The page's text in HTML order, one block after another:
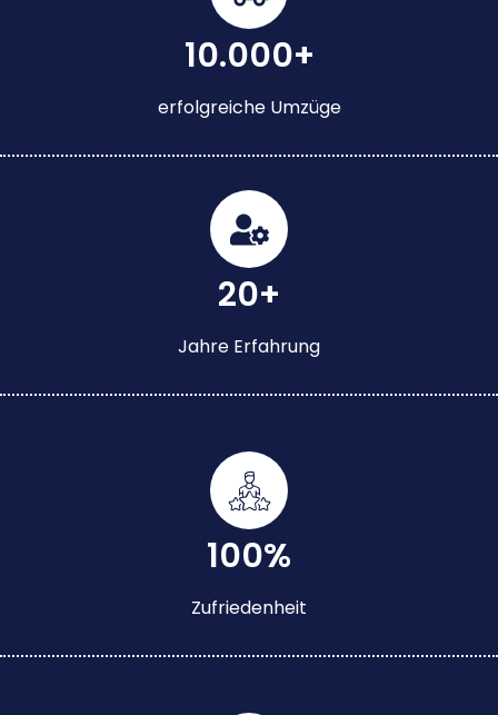
10.000+
erfolgreiche Umzüge
20+
Jahre Erfahrung
100%
Zufriedenheit